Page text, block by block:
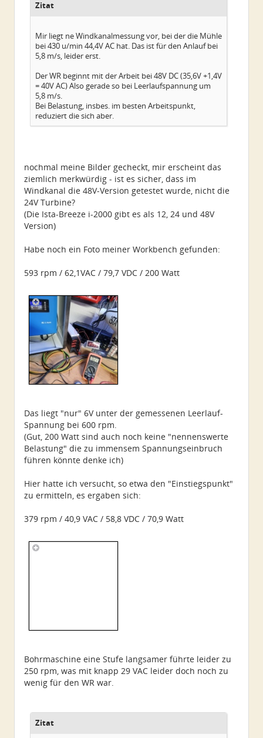
Zitat
Mir liegt ne Windkanalmessung vor, bei der die Mühle
bei 430 u/min 44,4V AC hat. Das ist für den Anlauf bei
5,8 m/s, leider erst.
Der WR beginnt mit der Arbeit bei 48V DC (35,6V +1,4V
= 40V AC) Also gerade so bei Leerlaufspannung um
5,8 m/s.
Bei Belastung, insbes. im besten Arbeitspunkt,
reduziert die sich aber.
nochmal meine Bilder gecheckt, mir erscheint das
ziemlich merkwürdig - ist es sicher, dass im
Windkanal die 48V-Version getestet wurde, nicht die
24V Turbine?
(Die Ista-Breeze i-2000 gibt es als 12, 24 und 48V
Version)
Habe noch ein Foto meiner Workbench gefunden:
593 rpm / 62,1VAC / 79,7 VDC / 200 Watt
Das liegt "nur" 6V unter der gemessenen Leerlauf-
Spannung bei 600 rpm.
(Gut, 200 Watt sind auch noch keine "nennenswerte
Belastung" die zu immensem Spannungseinbruch
führen könnte denke ich)
Hier hatte ich versucht, so etwa den "Einstiegspunkt"
zu ermitteln, es ergaben sich:
379 rpm / 40,9 VAC / 58,8 VDC / 70,9 Watt
Bohrmaschine eine Stufe langsamer führte leider zu
250 rpm, was mit knapp 29 VAC leider doch noch zu
wenig für den WR war.
Zitat